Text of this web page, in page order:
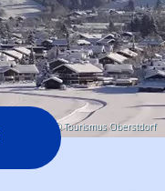
© Tourismus Oberstdorf